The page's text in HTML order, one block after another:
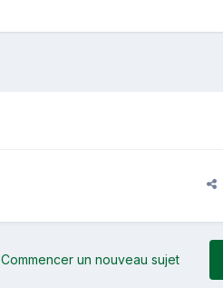
Commencer un nouveau sujet